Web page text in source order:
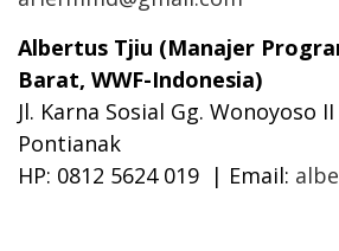
Albertus Tjiu (Manajer
Barat, WWF-Indonesia)
Jl. Karna Sosial Gg. Wonoyoso
Pontianak
HP: 0812 5624 019 | Email: